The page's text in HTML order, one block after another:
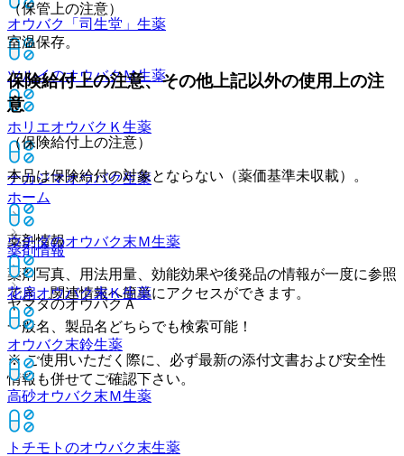
オウバク「司生堂」 生薬
ツルイのオウバクＭ生薬
ホリエオウバクＫ 生薬
ナカジマオウバク生薬
ホーム
薬剤情報
ヤマダのオウバクＡ
（保管上の注意）
室温保存。
保険給付上の注意、その他上記以外の使用上の注
意
（保険給付上の注意）
本品は保険給付の対象とならない（薬価基準未収載）。
ウチダのオウバク末Ｍ生薬
花扇オウバク末Ｋ生薬
オウバク末鈴生薬
高砂オウバク末Ｍ生薬
トチモトのオウバク末生薬
薬剤情報
薬剤写真、用法用量、効能効果や後発品の情報が一度に参照
でき、関連情報へ簡単にアクセスができます。
一般名、製品名どちらでも検索可能！
※ ご使用いただく際に、必ず最新の添付文書および安全性
情報も併せてご確認下さい。